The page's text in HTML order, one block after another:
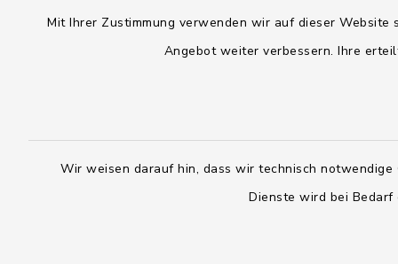
Mit Ihrer Zustimmung verwenden wir auf dieser
Angebot weiter verbessern. Ihre
Wir weisen darauf hin, dass wir technisch
Dienste wird bei